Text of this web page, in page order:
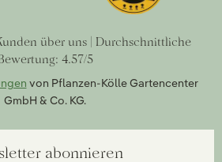
über uns | Durchschnittliche
4.57/5
von Pflanzen-Kölle Gartencenter
GmbH & Co. KG.
abonnieren